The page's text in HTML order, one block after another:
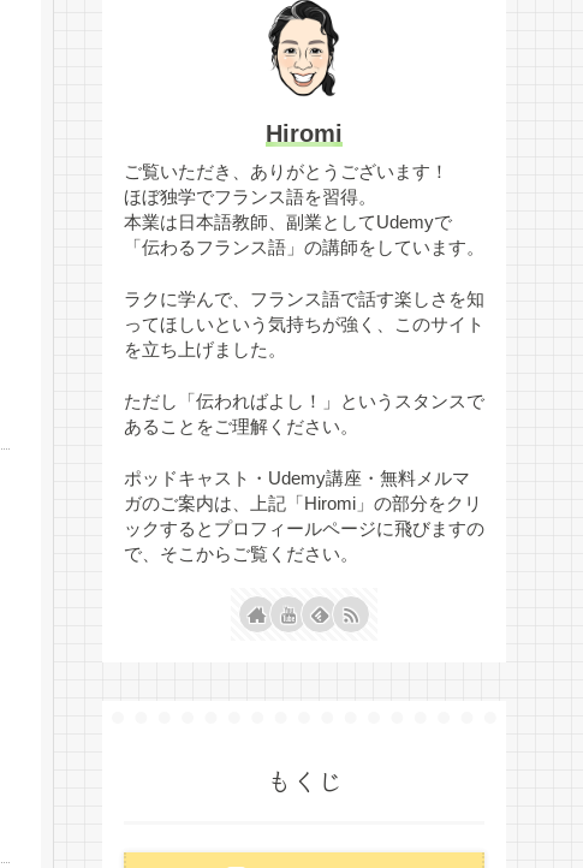
Hiromi
ご覧いただき、ありがとうございます！
ほぼ独学でフランス語を習得。
本業は日本語教師、副業としてUdemyで
「伝わるフランス語」の講師をしています。
ラクに学んで、フランス語で話す楽しさを知
ってほしいという気持ちが強く、このサイト
を立ち上げました。
ただし「伝わればよし！」というスタンスで
あることをご理解ください。
ポッドキャスト・Udemy講座・無料メルマ
ガのご案内は、上記「Hiromi」の部分をクリ
ックするとプロフィールページに飛びますの
で、そこからご覧ください。
もくじ